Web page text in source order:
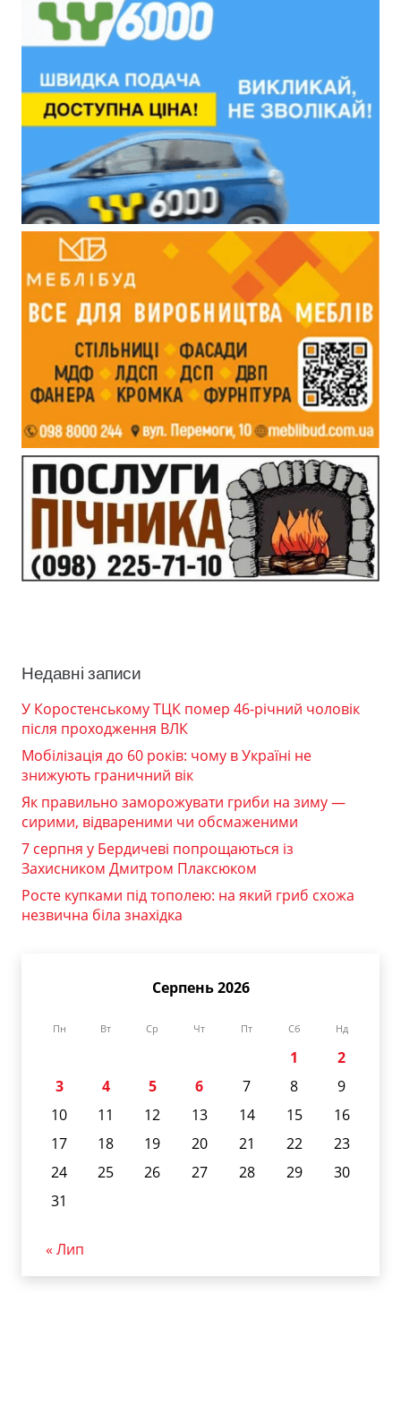
Недавні записи
У Коростенському ТЦК помер 46-річний чоловік
після проходження ВЛК
Мобілізація до 60 років: чому в Україні не
знижують граничний вік
Як правильно заморожувати гриби на зиму —
сирими, відвареними чи обсмаженими
7 серпня у Бердичеві попрощаються із
Захисником Дмитром Плаксюком
Росте купками під тополею: на який гриб схожа
незвична біла знахідка
Серпень 2026
Пн Вт Ср Чт Пт Сб Нд
1
2
3
4 5 6 7 8
9
10
11 12 13 14 15
16
17
18 19 20 21 22
23
24
25 26 27 28 29
30
31
« Лип